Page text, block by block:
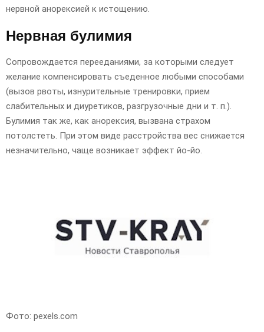
нервной анорексией к истощению.
Нервная булимия
Сопровождается перееданиями, за которыми следует
желание компенсировать съеденное любыми способами
(вызов рвоты, изнурительные тренировки, прием
слабительных и диуретиков, разгрузочные дни и т. п.).
Булимия так же, как анорексия, вызвана страхом
потолстеть. При этом виде расстройства вес снижается
незначительно, чаще возникает эффект йо-йо.
Фото: pexels.com